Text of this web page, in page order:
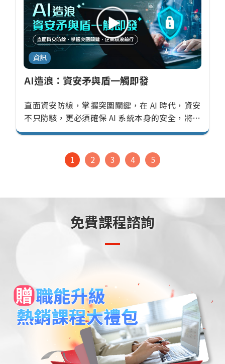
資訊
AI造浪：資安矛與盾一觸即發
直面資安防線，掌握突圍關鍵，在 AI 時代，資安
不只防駭，更必須確保 AI 系統本身的安全，將會
是每一家企業未來能否站得住腳的關鍵點！
1 2 3 4 5
免費課程諮詢